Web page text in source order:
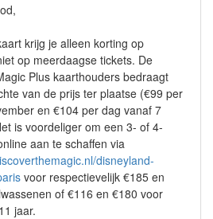
krijg je alleen korting op
op meerdaagse tickets. De
Plus kaarthouders bedraagt
van de prijs ter plaatse (€99 per
en €104 per dag vanaf 7
is voordeliger om een 3- of 4-
aan te schaffen via
disneyland-
voor respectievelijk €185 en
of €116 en €180 voor
jaar.